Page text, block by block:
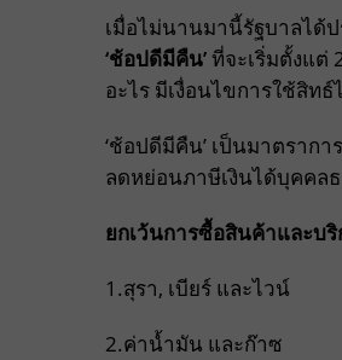
เมื่อไม่นานมานี้รัฐบาลได้
‘ช้อปดีมีคืน’ที่จะเริ่มตั้งแต่
อะไร มีเงื่อนไขการใช้สิทธ์
‘ช้อปดีมีคืน’ เป็นมาตราก
ลดหย่อนภาษีเงินได้บุคคล
ยกเว้นการซื้อสินค้าและบ
1.สุรา, เบียร์ และไวน์
2.ค่าน้ำมัน และก๊าซ